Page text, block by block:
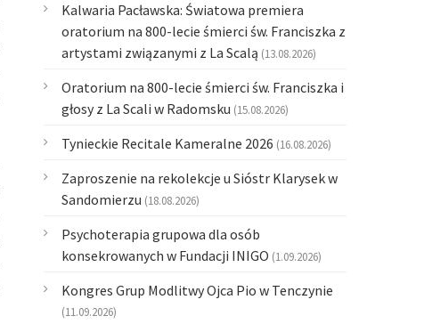
Kalwaria Pacławska: Światowa premiera
oratorium na 800-lecie śmierci św. Franciszka z
artystami związanymi z La Scalą (13.08.2026)
Oratorium na 800-lecie śmierci św. Franciszka i
głosy z La Scali w Radomsku (15.08.2026)
Tynieckie Recitale Kameralne 2026 (16.08.2026)
Zaproszenie na rekolekcje u Sióstr Klarysek w
Sandomierzu (18.08.2026)
Psychoterapia grupowa dla osób
konsekrowanych w Fundacji INIGO (1.09.2026)
Kongres Grup Modlitwy Ojca Pio w Tenczynie
(11.09.2026)